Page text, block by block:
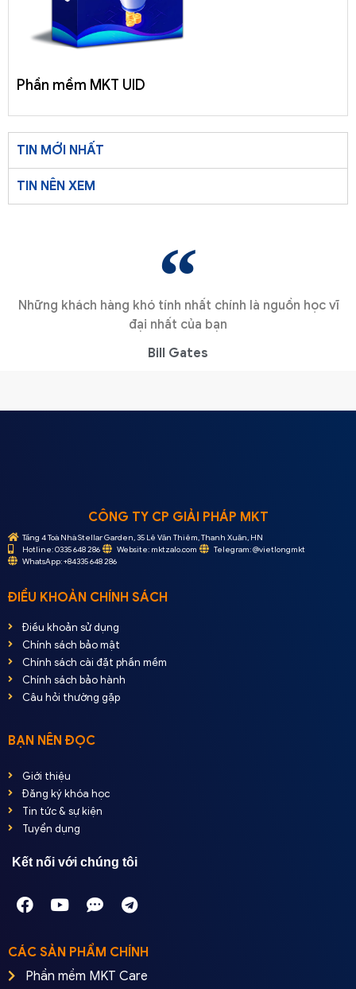
Phần mềm MKT UID
TIN MỚI NHẤT
TIN NÊN XEM
Những khách hàng khó tính nhất chính là nguồn học vĩ
đại nhất của bạn
Bill Gates
CÔNG TY CP GIẢI PHÁP MKT
Tầng 4 Toà Nhà Stellar Garden, 35 Lê Văn Thiêm, Thanh Xuân, HN
Hotline: 0335 648 286
Website: mktzalo.com
Telegram: @vietlongmkt
WhatsApp: +84335 648 286
ĐIỀU KHOẢN CHÍNH SÁCH
Điều khoản sử dụng
Chính sách bảo mật
Chính sách cài đặt phần mềm
Chính sách bảo hành
Câu hỏi thường gặp
BẠN NÊN ĐỌC
Giới thiệu
Đăng ký khóa học
Tin tức & sự kiện
Tuyển dụng
Kết nối với chúng tôi
CÁC SẢN PHẨM CHÍNH
Phần mềm MKT Care